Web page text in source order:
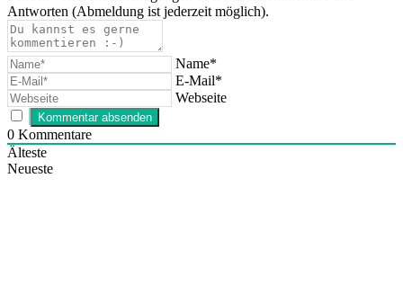
Antworten (Abmeldung ist jederzeit möglich).
Name*
E-Mail*
Webseite
0 Kommentare
Älteste
Neueste